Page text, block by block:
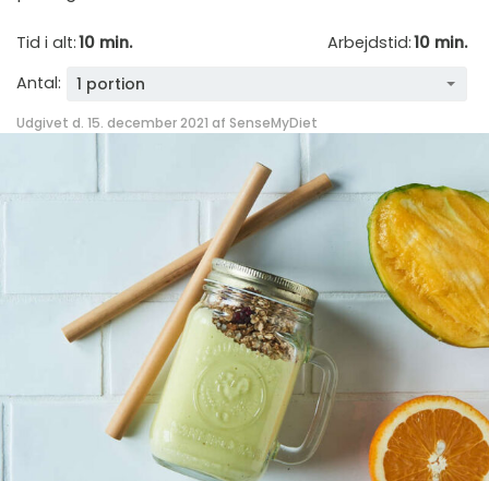
Tid i alt:10 min. Arbejdstid:10 min.
Antal:
1 portion
Udgivet d. 15. december 2021 af SenseMyDiet